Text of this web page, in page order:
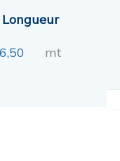
Longueur
6,50 mt